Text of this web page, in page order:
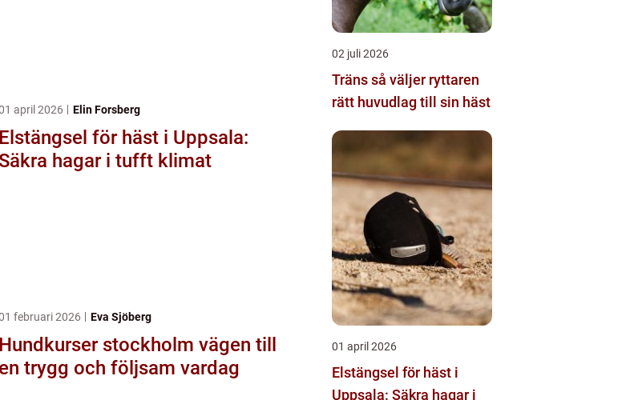
april 2026 Elin Forsberg
Elstängsel för häst i Uppsala:
Säkra hagar i tufft klimat
februari 2026 Eva Sjöberg
Hundkurser stockholm vägen till
en trygg och följsam vardag
02 juli 2026
Träns så väljer ryttaren
rätt huvudlag till sin häst
01 april 2026
Elstängsel för häst i
Uppsala: Säkra hagar i